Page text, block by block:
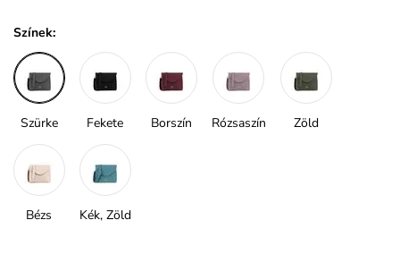
Színek:
Szürke Fekete Borszín Rózsaszín Zöld
Bézs Kék, Zöld